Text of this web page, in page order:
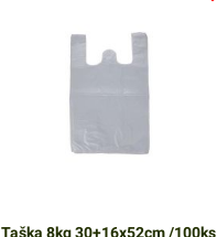
Taška 8kg 30+16x52cm /100ks